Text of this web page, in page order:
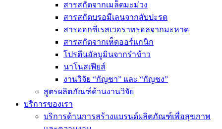
สารสกัดจากเมล็ดมะม่วง
สารสกัดบรอมีเลนจากสับปะรด
สารออกซีเรสเวอราทรอลจากมะหาด
สารสกัดจากเห็ดออร์แกนิก
โปรตีนอัลบูมินจากรำข้าว
นาโนสเฟียส์
งานวิจัย “กัญชา” และ “กัญชง”
สูตรผลิตภัณฑ์ด้านงานวิจัย
บริการของเรา
บริการด้านการสร้างแบรนด์ผลิตภัณฑ์เพื่อสุขภาพ